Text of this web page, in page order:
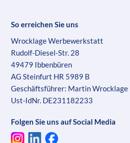
So erreichen Sie uns
Wrocklage Werbewerkstatt
Rudolf-Diesel-Str. 28
49479 Ibbenbüren
AG Steinfurt HR 5989 B
Geschäftsführer: Martin Wrocklage
Ust-IdNr. DE231182233
Folgen Sie uns auf Social Media